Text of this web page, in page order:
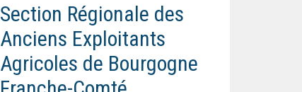
Section Régionale des
Anciens Exploitants
Agricoles de Bourgogne